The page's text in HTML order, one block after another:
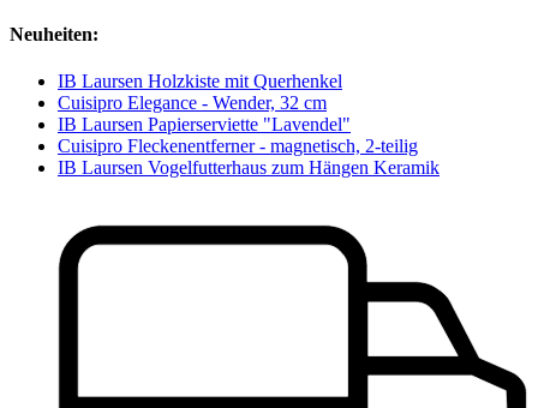
Neuheiten:
IB Laursen Holzkiste mit Querhenkel
Cuisipro Elegance - Wender, 32 cm
IB Laursen Papierserviette "Lavendel"
Cuisipro Fleckenentferner - magnetisch, 2-teilig
IB Laursen Vogelfutterhaus zum Hängen Keramik